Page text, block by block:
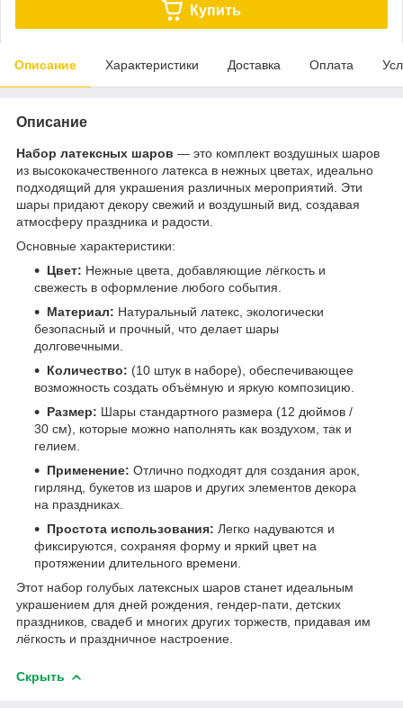
Купить
Описание Характеристики Доставка Оплата
Описание
Набор латексных шаров — это комплект воздушных шаров
из высококачественного латекса в нежных цветах, идеально
подходящий для украшения различных мероприятий. Эти
шары придают декору свежий и воздушный вид, создавая
атмосферу праздника и радости.
Основные характеристики:
Цвет: Нежные цвета, добавляющие лёгкость и
свежесть в оформление любого события.
Материал: Натуральный латекс, экологически
безопасный и прочный, что делает шары
долговечными.
Количество: (10 штук в наборе), обеспечивающее
возможность создать объёмную и яркую композицию.
Размер: Шары стандартного размера (12 дюймов /
30 см), которые можно наполнять как воздухом, так и
гелием.
Применение: Отлично подходят для создания арок,
гирлянд, букетов из шаров и других элементов декора
на праздниках.
Простота использования: Легко надуваются и
фиксируются, сохраняя форму и яркий цвет на
протяжении длительного времени.
Этот набор голубых латексных шаров станет идеальным
украшением для дней рождения, гендер-пати, детских
праздников, свадеб и многих других торжеств, придавая им
лёгкость и праздничное настроение.
Скрыть